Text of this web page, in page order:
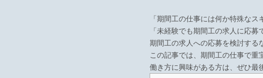
「期間工の仕事には何か特殊なス
「未経験でも期間工の求人に応募
期間工の求人への応募を検討する
この記事では、期間工の仕事で
働き方に興味がある方は、ぜひ最